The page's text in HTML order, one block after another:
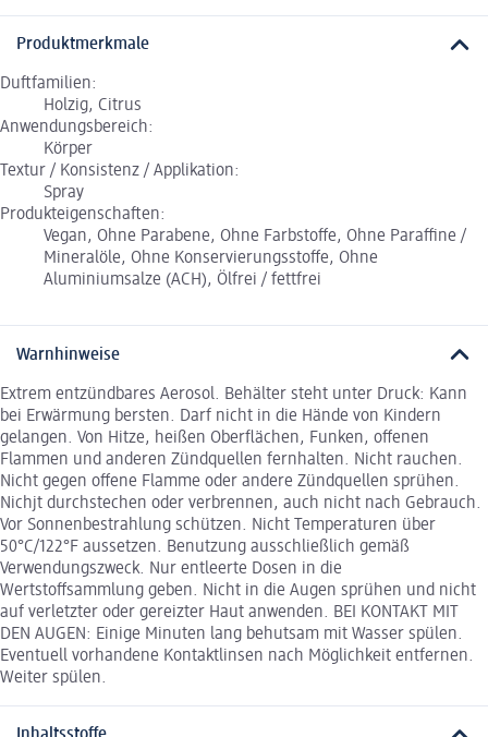
Produktmerkmale
Duftfamilien:
Holzig, Citrus
Anwendungsbereich:
Körper
Textur / Konsistenz / Applikation:
Spray
Produkteigenschaften:
Vegan, Ohne Parabene, Ohne Farbstoffe, Ohne Paraffine /
Mineralöle, Ohne Konservierungsstoffe, Ohne
Aluminiumsalze (ACH), Ölfrei / fettfrei
Warnhinweise
Extrem entzündbares Aerosol. Behälter steht unter Druck: Kann
bei Erwärmung bersten. Darf nicht in die Hände von Kindern
gelangen. Von Hitze, heißen Oberflächen, Funken, offenen
Flammen und anderen Zündquellen fernhalten. Nicht rauchen.
Nicht gegen offene Flamme oder andere Zündquellen sprühen.
Nichjt durchstechen oder verbrennen, auch nicht nach Gebrauch.
Vor Sonnenbestrahlung schützen. Nicht Temperaturen über
50°C/122°F aussetzen. Benutzung ausschließlich gemäß
Verwendungszweck. Nur entleerte Dosen in die
Wertstoffsammlung geben. Nicht in die Augen sprühen und nicht
auf verletzter oder gereizter Haut anwenden. BEI KONTAKT MIT
DEN AUGEN: Einige Minuten lang behutsam mit Wasser spülen.
Eventuell vorhandene Kontaktlinsen nach Möglichkeit entfernen.
Weiter spülen.